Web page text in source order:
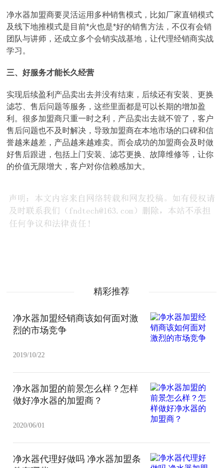
净水器加盟商要灵活运用多种销售模式，比如厂家直销模式
及线下地推模式是目前*火也是*好的销售方法，不仅有会销
团队与讲师，还成立多个会销实战基地，让代理经销商实战
学习。
三、好服务才能长久经营
实现后续盈利产品卖出去并没有结束，后续还有安装、更换
滤芯、售后问题等服务，这些里面都是可以长期的增加盈
利。很多加盟商只重一时之利，产品卖出去就不管了，客户
售后问题也不及时解决，导致加盟商在本地市场的口碑和信
誉越来越差，产品越来越难卖。而会成功的加盟商会及时做
好售后跟进，包括上门安装、滤芯更换、故障维修等，让你
的价值无限增大，客户对你信赖感加大。
精彩推荐
净水器加盟经销商该如何面对激
烈的市场竞争
2019/10/22
净水器加盟的前景怎么样？怎样
做好净水器的加盟商？
2020/06/01
净水器代理好做吗 净水器加盟条